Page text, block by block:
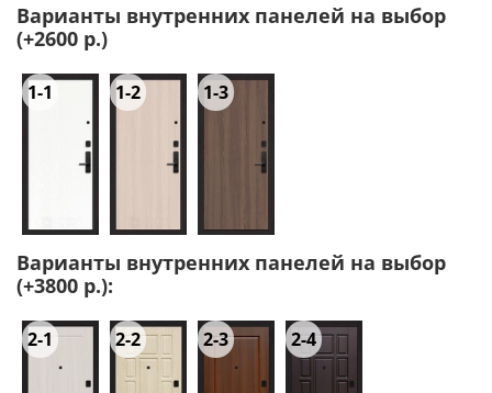
Варианты внутренних панелей на выбор
(+2600 р.)
1-1 1-2 1-3
Варианты внутренних панелей на выбор
(+3800 р.):
2-1 2-2 2-3 2-4